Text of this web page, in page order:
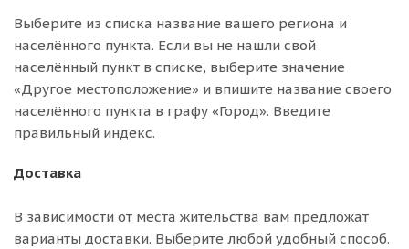
Выберите из списка название вашего региона и
населённого пункта. Если вы не нашли свой
населённый пункт в списке, выберите значение
«Другое местоположение» и впишите название своего
населённого пункта в графу «Город». Введите
правильный индекс.
Доставка
В зависимости от места жительства вам предложат
варианты доставки. Выберите любой удобный способ.